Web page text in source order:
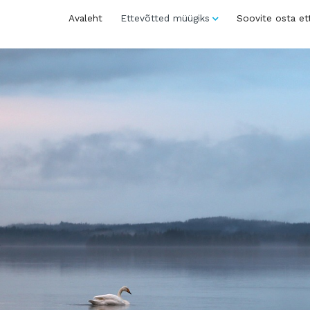
Avaleht Ettevõtted müügiks Soovite osta